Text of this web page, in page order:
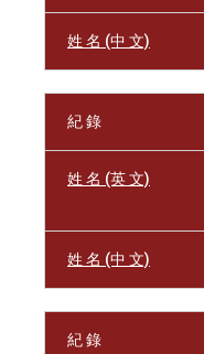
姓 名 (中 文)
紀 錄
姓 名 (英 文)
姓 名 (中 文)
紀 錄